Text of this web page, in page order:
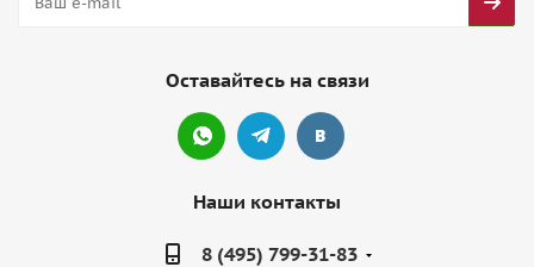
Оставайтесь на связи
Наши контакты
8 (495) 799-31-83